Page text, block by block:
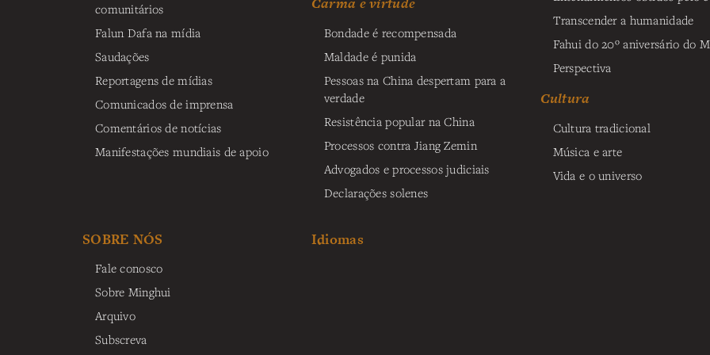
comunitários
Falun Dafa na mídia
Saudações
Reportagens de mídias
Comunicados de imprensa
Comentários de notícias
Manifestações mundiais de apoio
Bondade é recompensada
Maldade é punida
Pessoas na China despertam para a
verdade
Resistência popular na China
Processos contra Jiang Zemin
Advogados e processos judiciais
Declarações solenes
Transcender a humanidade
Fahui do 20º aniversário do
Perspectiva
Cultura
Cultura tradicional
Música e arte
Vida e o universo
SOBRE NÓS
Fale conosco
Sobre Minghui
Arquivo
Subscreva
Idiomas